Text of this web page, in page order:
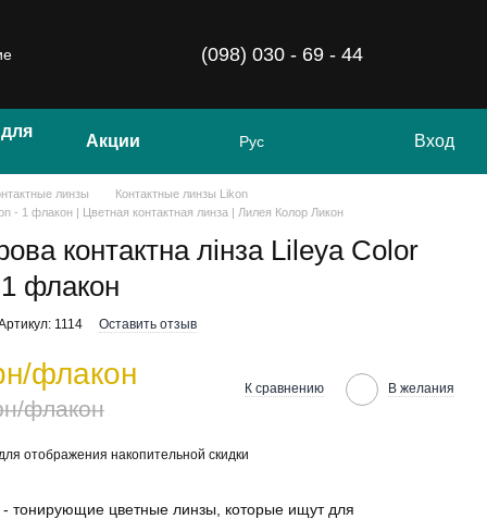
(098) 030 - 69 - 44
Акции Рус Вход
линзы
Контактные линзы Likon
- 1 флакон | Цветная контактная линза | Лилея Колор Ликон
контактна лінза Lileya Color
флакон
1114 Оставить отзыв
флакон
флакон
К сравнению В желания
для отображения накопительной скидки
- тонирующие цветные линзы, которые ищут для